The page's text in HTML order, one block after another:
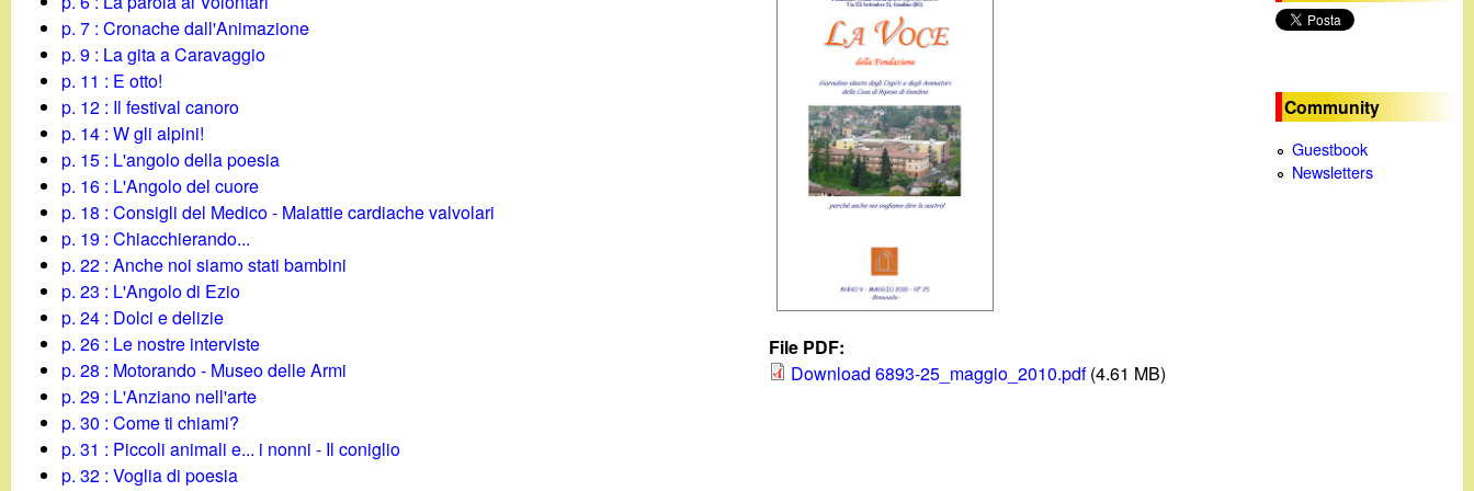
File PDF:
Download 6893-25_maggio_2010.pdf (4.61 MB)
p. 7 : Cronache dall'Animazione
p. 9 : La gita a Caravaggio
p. 11 : E otto!
p. 12 : Il festival canoro
p. 14 : W gli alpini!
p. 15 : L'angolo della poesia
p. 16 : L'Angolo del cuore
p. 18 : Consigli del Medico - Malattie cardiache valvolari
p. 19 : Chiacchierando...
p. 22 : Anche noi siamo stati bambini
p. 23 : L'Angolo di Ezio
p. 24 : Dolci e delizie
p. 26 : Le nostre interviste
p. 28 : Motorando - Museo delle Armi
p. 29 : L'Anziano nell'arte
p. 30 : Come ti chiami?
p. 31 : Piccoli animali e... i nonni - Il coniglio
p. 32 : Voglia di poesia
Community
Guestbook
Newsletters